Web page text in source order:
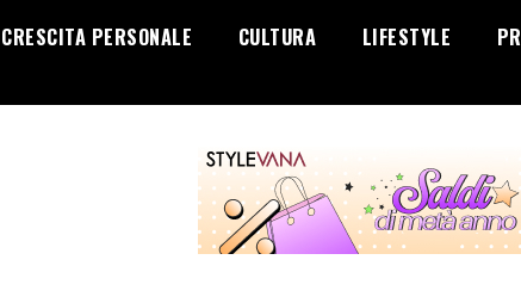
CRESCITA PERSONALE CULTURA LIFESTYLE